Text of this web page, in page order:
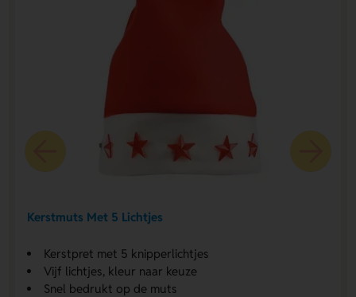
Kerstmuts Met 5 Lichtjes
Kerstpret met 5 knipperlichtjes
Vijf lichtjes, kleur naar keuze
Snel bedrukt op de muts